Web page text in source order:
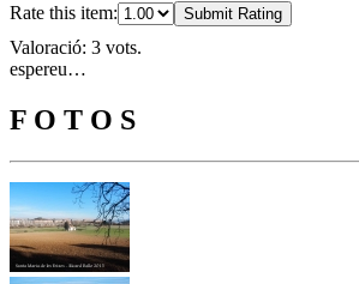
Rate this item:
Submit Rating
Valoració: 3 vots.
espereu…
F O T O S